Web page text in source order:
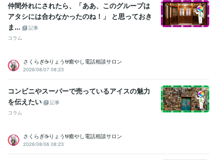
仲間外れにされたら、「ああ、このグループは
アタシには合わなかったのね！」 と思っておき
ま...
記事
コラム
さくらぎ☕りょう⛎癒やし電話相談サロン
2026/08/07 08:23
コンビニやスーパーで売っているアイスの魅力
を伝えたい
記事
コラム
さくらぎ☕りょう⛎癒やし電話相談サロン
2026/08/06 08:23